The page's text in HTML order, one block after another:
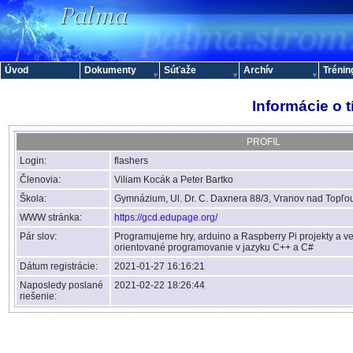
Informácie o
PROFIL
Login:
flashers
Členovia:
Viliam Kocák a Peter Bartko
Škola:
Gymnázium, Ul. Dr. C. Daxnera 88/3, Vranov nad
WWW stránka:
https://gcd.edupage.org/
Pár slov:
Programujeme hry, arduino a Raspberry Pi projekty a
orientované programovanie v jazyku C++ a C#
Dátum registrácie:
2021-01-27 16:16:21
Naposledy poslané
riešenie:
2021-02-22 18:26:44
Úvod Dokumenty Súťaže Archív